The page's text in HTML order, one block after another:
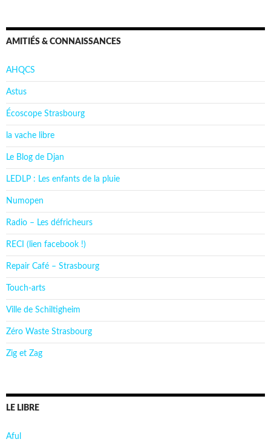
AMITIÉS & CONNAISSANCES
AHQCS
Astus
Écoscope Strasbourg
la vache libre
Le Blog de Djan
LEDLP : Les enfants de la pluie
Numopen
Radio – Les défricheurs
RECI (lien facebook !)
Repair Café – Strasbourg
Touch-arts
Ville de Schiltigheim
Zéro Waste Strasbourg
Zig et Zag
LE LIBRE
Aful